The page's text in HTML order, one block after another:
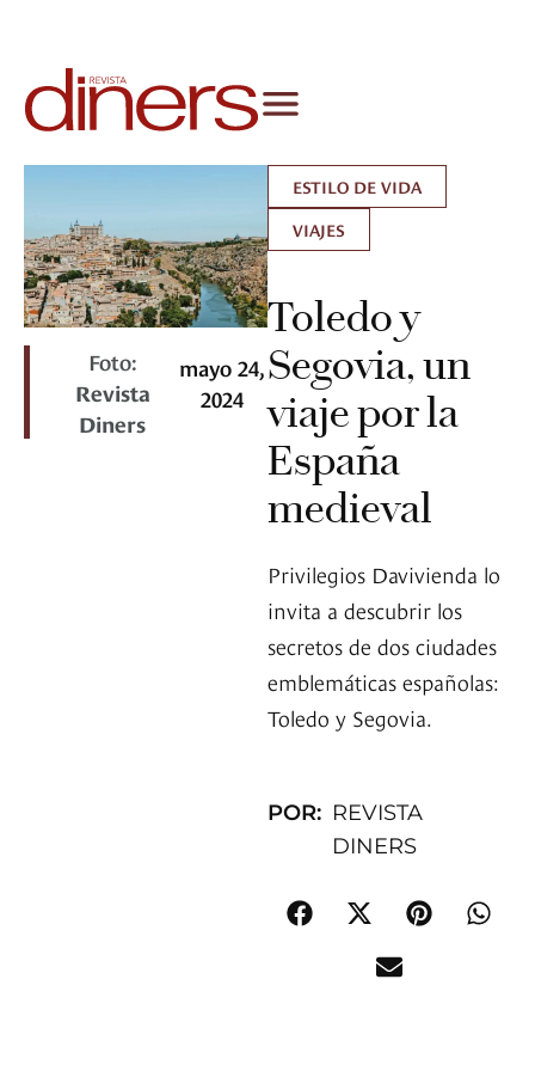
Foto:
Revista
Diners
mayo 24,
2024
ESTILO DE VIDA
VIAJES
Toledo y
Segovia, un
viaje por la
España
medieval
Privilegios Davivienda lo
invita a descubrir los
secretos de dos ciudades
emblemáticas españolas:
Toledo y Segovia.
POR: REVISTA
DINERS